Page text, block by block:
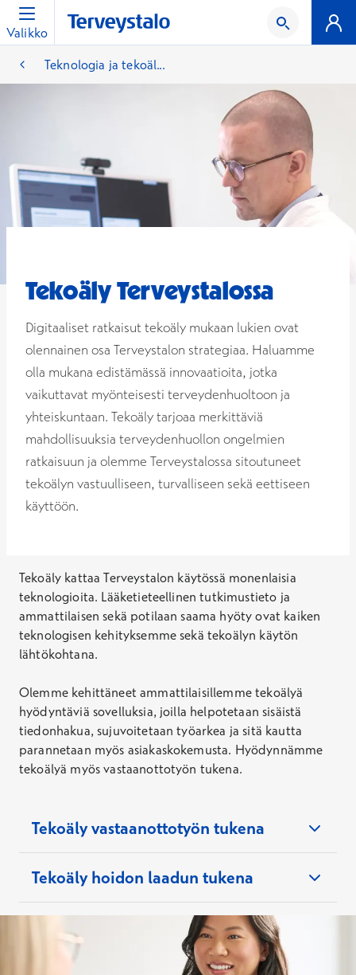
Valikko
Teknologia ja tekoäl...
Tekoäly Terveystalossa
Digitaaliset ratkaisut tekoäly mukaan lukien ovat
olennainen osa Terveystalon strategiaa. Haluamme
olla mukana edistämässä innovaatioita, jotka
vaikuttavat myönteisesti terveydenhuoltoon ja
yhteiskuntaan. Tekoäly tarjoaa merkittäviä
mahdollisuuksia terveydenhuollon ongelmien
ratkaisuun ja olemme Terveystalossa sitoutuneet
tekoälyn vastuulliseen, turvalliseen sekä eettiseen
käyttöön.
Tekoäly kattaa Terveystalon käytössä monenlaisia
teknologioita. Lääketieteellinen tutkimustieto ja
ammattilaisen sekä potilaan saama hyöty ovat kaiken
teknologisen kehityksemme sekä tekoälyn käytön
lähtökohtana.
Olemme kehittäneet ammattilaisillemme tekoälyä
hyödyntäviä sovelluksia, joilla helpotetaan sisäistä
tiedonhakua, sujuvoitetaan työarkea ja sitä kautta
parannetaan myös asiakaskokemusta. Hyödynnämme
tekoälyä myös vastaanottotyön tukena.
Tekoäly vastaanottotyön tukena
Tekoäly hoidon laadun tukena